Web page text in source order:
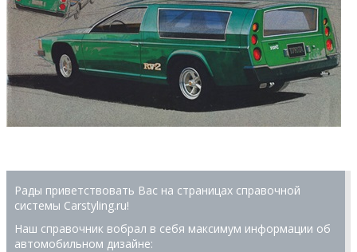
Рады приветствовать Вас на страницах справочной
системы Сarstyling.ru!
Наш справочник вобрал в себя максимум информации об
автомобильном дизайне: